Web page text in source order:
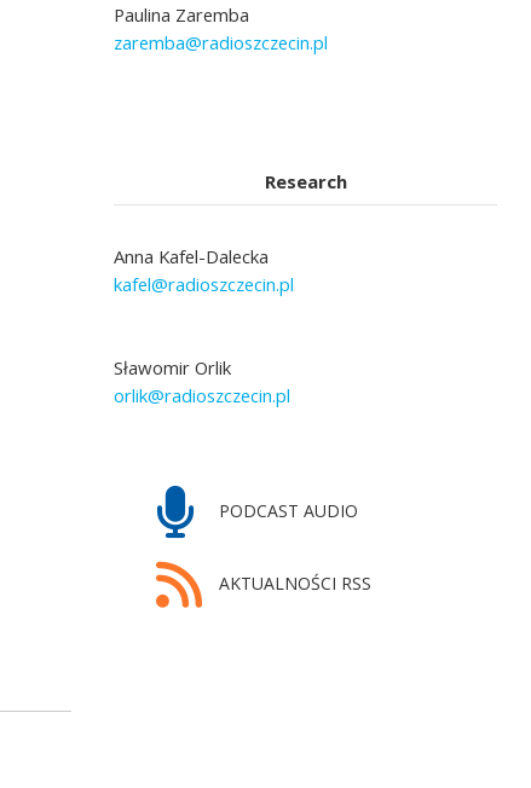
Paulina Zaremba
zaremba@radioszczecin.pl
Research
Anna Kafel-Dalecka
kafel@radioszczecin.pl
Sławomir Orlik
orlik@radioszczecin.pl
PODCAST AUDIO
AKTUALNOŚCI RSS